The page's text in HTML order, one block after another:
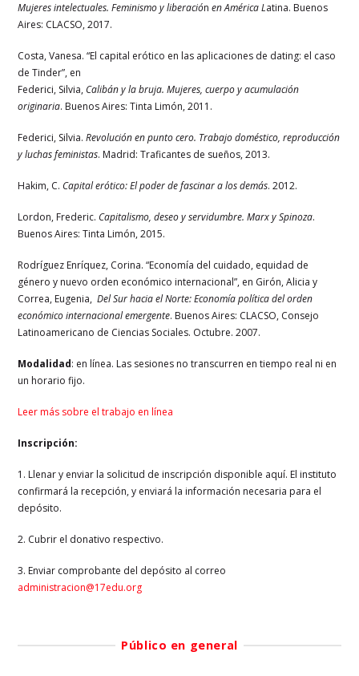
Mujeres intelectuales. Feminismo y liberaciónen América Latina. Buenos
Aires: CLACSO, 2017.
Costa, Vanesa. “El capital erótico en las aplicaciones de dating: el caso
de Tinder”, en
Federici, Silvia, Calibán y la bruja. Mujeres, cuerpo y acumulación
originaria. Buenos Aires: Tinta Limón, 2011.
Federici, Silvia.Revolución en punto cero. Trabajo doméstico, reproducción
y luchas feministas. Madrid: Traficantes de sueños, 2013.
Hakim, C. Capital erótico: El poder de fascinar a los demás. 2012.
Lordon, Frederic. Capitalismo, deseo y servidumbre. Marx y Spinoza.
Buenos Aires: Tinta Limón, 2015.
Rodríguez Enríquez, Corina. “Economía del cuidado, equidad de
género y nuevo orden económico internacional”, en Girón, Alicia y
Correa, Eugenia,Del Sur hacia el Norte: Economía política del orden
económico internacional emergente. Buenos Aires: CLACSO, Consejo
Latinoamericano de Ciencias Sociales. Octubre. 2007.
Modalidad: en línea. Las sesiones no transcurren en tiempo real ni en
un horario fijo.
Leer más sobre el trabajo en línea
Inscripción:
1. Llenar y enviar la solicitud de inscripción disponible aquí. El instituto
confirmará la recepción, y enviará la información necesaria para el
depósito.
2. Cubrir el donativo respectivo.
3. Enviar comprobante del depósito al correo
administracion@17edu.org
Público en general